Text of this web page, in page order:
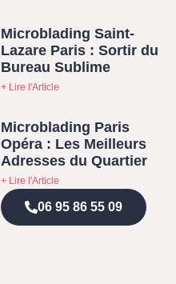
Microblading Saint-
Lazare Paris : Sortir du
Bureau Sublime
+ Lire l'Article
Microblading Paris
Opéra : Les Meilleurs
Adresses du Quartier
+ Lire l'Article
06 95 86 55 09